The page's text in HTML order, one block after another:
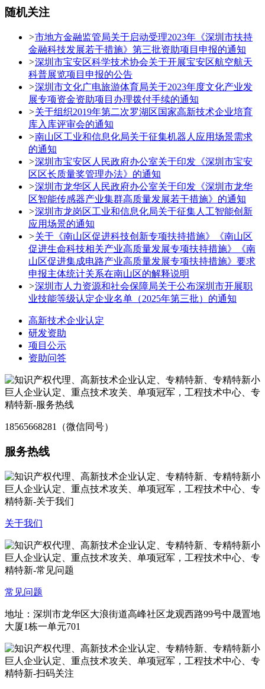
随机关注
>市地方金融监管局关于启动受理2023年《深圳市扶持
金融科技发展若干措施》第三批资助项目申报的通知
>深圳市宝安区科学技术协会关于开展宝安区航空航天
科普展览项目申报的公告
>深圳市文化广电旅游体育局关于2023年度文化产业发
展专项资金资助项目办理拨付手续的通知
>关于组织2019年第二次罗湖区国家高新技术企业培育
库入库评审会的通知
>南山区工业和信息化局关于征集机器人应用场景需求
的通知
>深圳市宝安区人民政府办公室关于印发《深圳市宝安
区区长质量奖管理办法》的通知
>深圳市龙华区人民政府办公室关于印发《深圳市龙华
区智能传感器产业集群高质量发展若干措施》的通知
>深圳市龙岗区工业和信息化局关于征集人工智能创新
应用场景的通知
>关于《南山区促进科技创新专项扶持措施》《南山区
促进生命科技相关产业高质量发展专项扶持措施》《南
山区促进集成电路产业高质量发展专项扶持措施》要求
申报主体统计关系在南山区的解释说明
>深圳市人力资源和社会保障局关于公布深圳市开展职
业技能等级认定企业名单（2025年第三批）的通知
高新技术企业认定
研发资助
项目公示
资助问答
18565668281（微信同号）
服务热线
关于我们
常见问题
地址：深圳市龙华区大浪街道高峰社区龙观西路99号中晟置地
大厦1栋一单元701